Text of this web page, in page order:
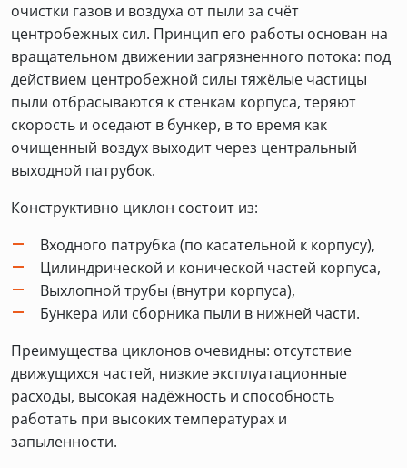
очистки газов и воздуха от пыли за счёт
центробежных сил. Принцип его работы основан на
вращательном движении загрязненного потока: под
действием центробежной силы тяжёлые частицы
пыли отбрасываются к стенкам корпуса, теряют
скорость и оседают в бункер, в то время как
очищенный воздух выходит через центральный
выходной патрубок.
Конструктивно циклон состоит из:
Входного патрубка (по касательной к корпусу),
Цилиндрической и конической частей корпуса,
Выхлопной трубы (внутри корпуса),
Бункера или сборника пыли в нижней части.
Преимущества циклонов очевидны: отсутствие
движущихся частей, низкие эксплуатационные
расходы, высокая надёжность и способность
работать при высоких температурах и
запыленности.